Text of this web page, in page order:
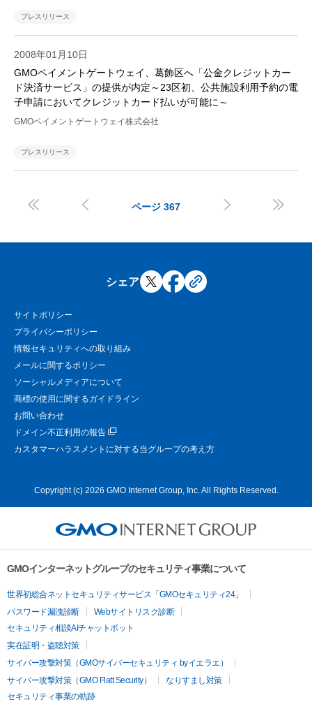
プレスリリース
2008年01月10日
GMOペイメントゲートウェイ、葛飾区へ「公金クレジットカー
ド決済サービス」の提供が内定～23区初、公共施設利用予約の電
子申請においてクレジットカード払いが可能に～
GMOペイメントゲートウェイ株式会社
プレスリリース
  ページ 367  
シェア
サイトポリシー
プライバシーポリシー
情報セキュリティへの取り組み
メールに関するポリシー
ソーシャルメディアについて
商標の使用に関するガイドライン
お問い合わせ
ドメイン不正利用の報告
カスタマーハラスメントに対する当グループの考え方
Copyright (c) 2026 GMO Internet Group, Inc. All Rights Reserved.
GMOインターネットグループのセキュリティ事業について
世界初総合ネットセキュリティサービス「GMOセキュリティ24」
パスワード漏洩診断
Webサイトリスク診断
セキュリティ相談AIチャットボット
実在証明・盗聴対策
サイバー攻撃対策（GMOサイバーセキュリティ byイエラエ）
サイバー攻撃対策（GMO Flatt Security）
なりすまし対策
セキュリティ事業の軌跡